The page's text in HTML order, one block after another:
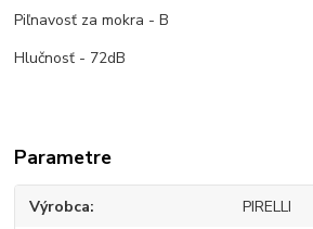
Piľnavosť za mokra - B
Hlučnosť - 72dB
Parametre
Výrobca PIRELLI